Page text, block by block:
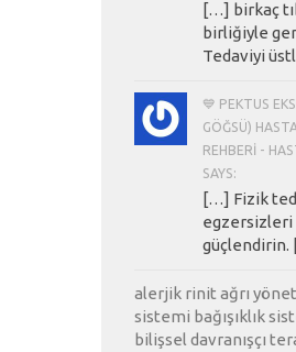
[…] birkaç
birliğiyle
Tedaviyi
💙 PEKTUS
GÖĞSÜ)
REHBERI -
SAYS:
[…] Fizik
egzersizleri
güçlendirin.
alerjik rinit ağrı
sistemi bağışıklık
bilişsel davranışçı